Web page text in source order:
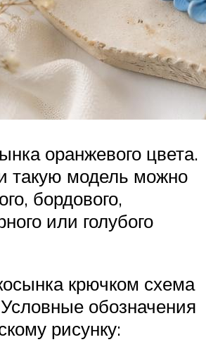
оранжевого цвета.
такую модель можно
бордового,
или голубого
крючком схема
обозначения
рисунку: